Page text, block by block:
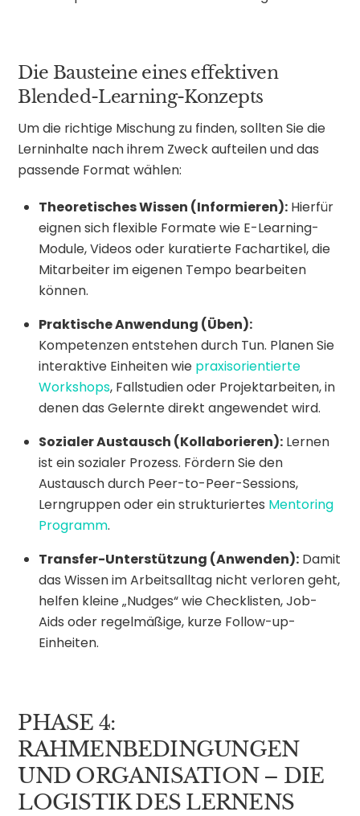
Die Bausteine eines effektiven
Blended-Learning-Konzepts
Um die richtige Mischung zu finden, sollten Sie die
Lerninhalte nach ihrem Zweck aufteilen und das
passende Format wählen:
Theoretisches Wissen (Informieren): Hierfür
eignen sich flexible Formate wie E-Learning-
Module, Videos oder kuratierte Fachartikel, die
Mitarbeiter im eigenen Tempo bearbeiten
können.
Praktische Anwendung (Üben):
Kompetenzen entstehen durch Tun. Planen Sie
interaktive Einheiten wie praxisorientierte
Workshops, Fallstudien oder Projektarbeiten, in
denen das Gelernte direkt angewendet wird.
Sozialer Austausch (Kollaborieren): Lernen
ist ein sozialer Prozess. Fördern Sie den
Austausch durch Peer-to-Peer-Sessions,
Lerngruppen oder ein strukturiertes Mentoring
Programm.
Transfer-Unterstützung (Anwenden): Damit
das Wissen im Arbeitsalltag nicht verloren geht,
helfen kleine „Nudges“ wie Checklisten, Job-
Aids oder regelmäßige, kurze Follow-up-
Einheiten.
PHASE 4:
RAHMENBEDINGUNGEN
UND ORGANISATION – DIE
LOGISTIK DES LERNENS